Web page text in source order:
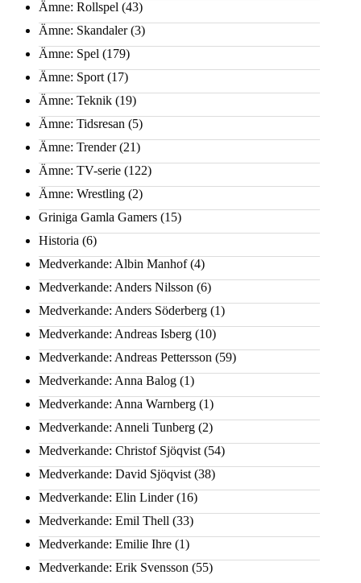
Ämne: Rollspel (43)
Ämne: Skandaler(3)
Ämne: Spel (179)
Ämne: Sport (17)
Ämne: Teknik (19)
Ämne: Tidsresan (5)
Ämne: Trender(21)
Ämne: TV-serie (122)
Ämne: Wrestling (2)
Griniga Gamla Gamers (15)
Historia (6)
Medverkande: Albin Manhof(4)
Medverkande: Anders Nilsson (6)
Medverkande: Anders Söderberg (1)
Medverkande: Andreas Isberg (10)
Medverkande: Andreas Pettersson (59)
Medverkande: Anna Balog (1)
Medverkande: Anna Warnberg (1)
Medverkande: Anneli Tunberg (2)
Medverkande: Christof Sjöqvist (54)
Medverkande: David Sjöqvist (38)
Medverkande: Elin Linder(16)
Medverkande: Emil Thell (33)
Medverkande: Emilie Ihre (1)
Medverkande: Erik Svensson (55)